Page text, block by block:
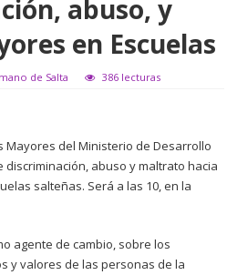
abuso, y
en Escuelas
de Salta 386 lecturas
Mayores del Ministerio de Desarrollo
abuso y maltrato hacia
salteñas. Será a las 10, en la
agente de cambio, sobre los
y valores de las personas de la